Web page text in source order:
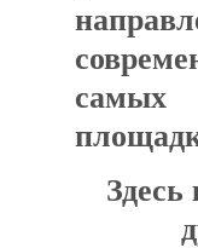
самых